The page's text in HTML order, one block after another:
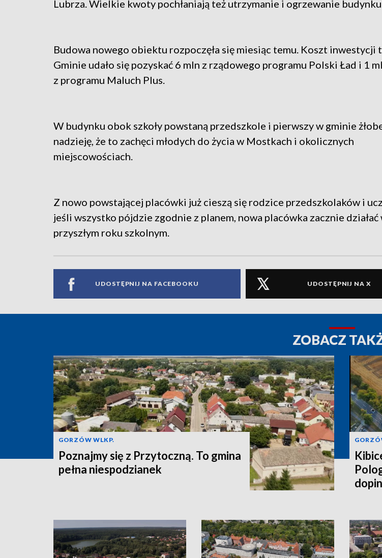
Lubrza. Wielkie kwoty pochłaniają też utrzymanie i ogrzewanie budynku
Budowa nowego obiektu rozpoczęła się miesiąc temu. Koszt inwestycji
Gminie udało się pozyskać 6 mln z rządowego programu Polski Ład i 1
z programu Maluch Plus.
W budynku obok szkoły powstaną przedszkole i pierwszy w gminie
nadzieję, że to zachęci młodych do życia w Mostkach i okolicznych
miejscowościach.
Z nowo powstającej placówki już cieszą się rodzice przedszkolaków i
jeśli wszystko pójdzie zgodnie z planem, nowa placówka zacznie działać
przyszłym roku szkolnym.
UDOSTĘPNIJ NA FACEBOOKU UDOSTĘPNIJ NA X
ZOBACZ
GORZÓW WLKP.
Poznajmy się z Przytoczną. To gmina
pełna niespodzianek